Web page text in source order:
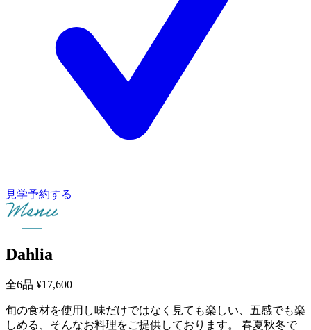
見学予約する
Dahlia
全6品 ¥17,600
旬の食材を使用し味だけではなく見ても楽しい、五感でも楽
しめる、そんなお料理をご提供しております。 春夏秋冬で